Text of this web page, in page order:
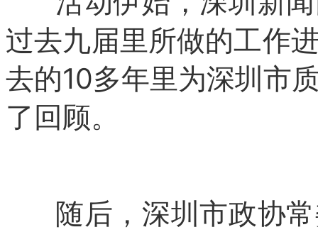
过去九届里所做的工作
去的10多年里为深圳市
了回顾。
随后，深圳市政协常